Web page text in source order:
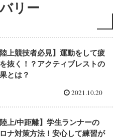
リー
陸上競技者必見】運動をして疲
抜く！？アクティブレストの
とは？
2021.10.20
陸上/中距離】学生ランナーの
ナ対策方法！安心して練習が